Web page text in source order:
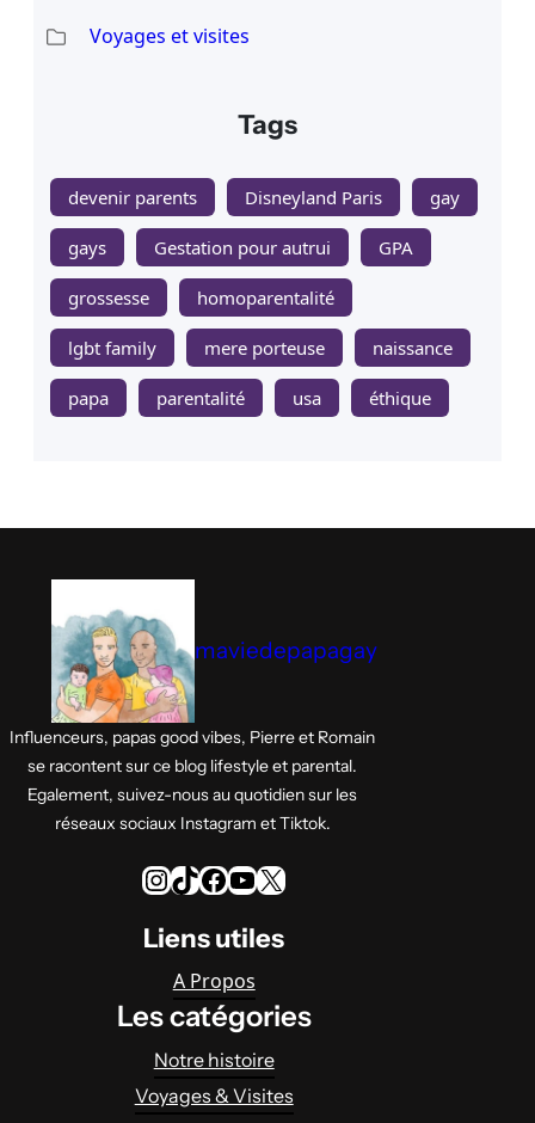
Voyages et visites
Tags
devenir parents Disneyland Paris gay
gays Gestation pour autrui GPA
grossesse homoparentalité
lgbt family mere porteuse naissance
papa parentalité usa éthique
maviedepapagay
Influenceurs, papas good vibes, Pierre et Romain
se racontent sur ce blog lifestyle et parental.
Egalement, suivez-nous au quotidien sur les
réseaux sociaux Instagram et Tiktok.
InstagramTikTok Facebook YouTube X
Liens utiles
A Propos
Les catégories
Notre histoire
Voyages & Visites